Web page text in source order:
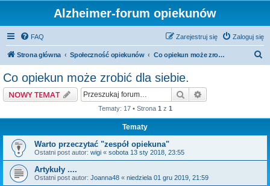
Alzheimer-forum opiekunów
FAQ Zaloguj się
Zarejestruj się
Strona główna Społeczność opiekunów Co opiekun może zrobić dla siebie.
Co opiekun może zrobić dla siebie.
NOWY TEMAT Szukaj
Tematy: 17 • Strona 1 z 1
Tematy
Warto przeczytać "zespół opiekuna"
Ostatni post autor: wigi « sobota 13 sty 2018, 23:55
Artykuły ....
Ostatni post autor: Joanna48 « niedziela 01 gru 2019, 21:59